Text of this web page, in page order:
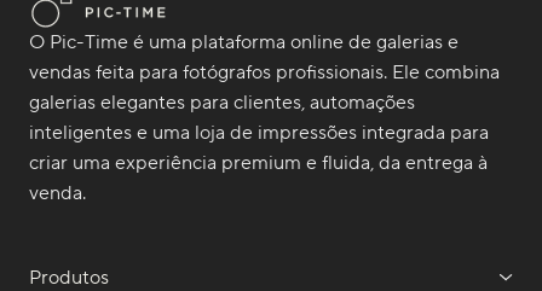
O Pic-Time é uma plataforma online de galerias e
vendas feita para fotógrafos profissionais. Ele combina
galerias elegantes para clientes, automações
inteligentes e uma loja de impressões integrada para
criar uma experiência premium e fluida, da entrega à
venda.
Produtos